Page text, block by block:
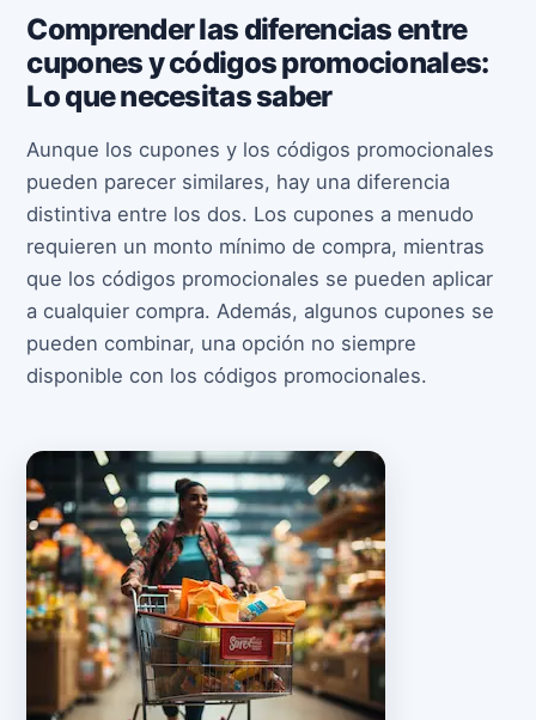
Comprender las diferencias entre
cupones y códigos promocionales:
Lo que necesitas saber
Aunque los cupones y los códigos promocionales
pueden parecer similares, hay una diferencia
distintiva entre los dos. Los cupones a menudo
requieren un monto mínimo de compra, mientras
que los códigos promocionales se pueden aplicar
a cualquier compra. Además, algunos cupones se
pueden combinar, una opción no siempre
disponible con los códigos promocionales.